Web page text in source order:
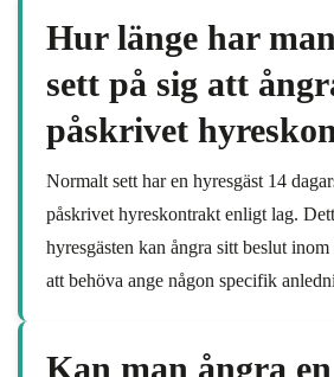
Hur länge har
sett på sig att
påskrivet
Normalt sett har en hyresgäst 14
påskrivet hyreskontrakt enligt lag.
hyresgästen kan ångra sitt beslut
att behöva ange någon specifik
Kan man ångra en